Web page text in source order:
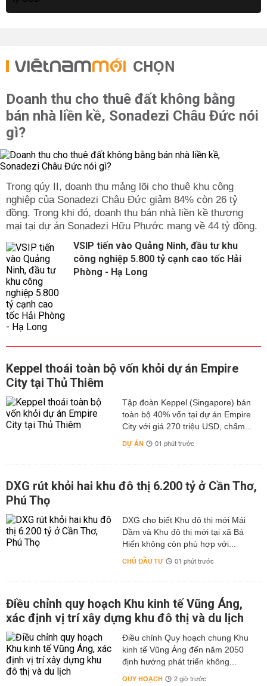
CHỌN
Doanh thu cho thuê đất không bằng
bán nhà liền kề, Sonadezi Châu Đức nói
gì?
Trong qúy II, doanh thu mảng lõi cho thuê khu công
nghiệp của Sonadezi Châu Đức giảm 84% còn 26 tỷ
đồng. Trong khi đó, doanh thu bán nhà liền kề thương
mại tại dự án Sonadezi Hữu Phước mang về 44 tỷ đồng.
VSIP tiến vào Quảng Ninh, đầu tư khu
công nghiệp 5.800 tỷ cạnh cao tốc Hải
Phòng - Hạ Long
Keppel thoái toàn bộ vốn khỏi dự án Empire
City tại Thủ Thiêm
Tập đoàn Keppel (Singapore) bán
toàn bộ 40% vốn tại dự án Empire
City với giá 270 triệu USD, chấm...
DỰ ÁN 01 phút trước
DXG rút khỏi hai khu đô thị 6.200 tỷ ở Cần Thơ,
Phú Thọ
DXG cho biết Khu đô thị mới Mái
Dầm và Khu đô thị mới tại xã Bá
Hiến không còn phù hợp với...
CHỦ ĐẦU TƯ 01 phút trước
Điều chỉnh quy hoạch Khu kinh tế Vũng Áng,
xác định vị trí xây dựng khu đô thị và du lịch
Điều chỉnh Quy hoạch chung Khu
kinh tế Vũng Áng đến năm 2050
định hướng phát triển không...
QUY HOẠCH 2 giờ trước